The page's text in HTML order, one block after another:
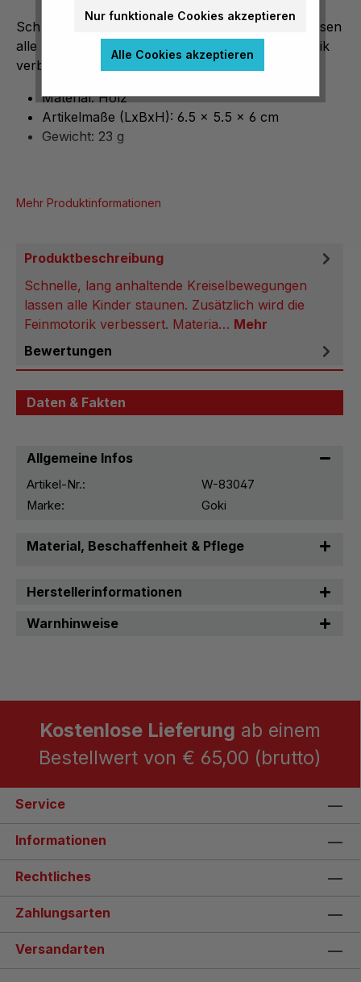
Schnelle, lang anhaltende Kreiselbewegungen lassen
alle Kinder staunen. Zusätzlich wird die Feinmotorik
verbessert.
Material: Holz
Artikelmaße (LxBxH): 6.5 x 5.5 x 6 cm
Gewicht: 23 g
Mehr Produktinformationen
Produktbeschreibung
Schnelle, lang anhaltende Kreiselbewegungen
lassen alle Kinder staunen. Zusätzlich wird die
Feinmotorik verbessert. Materia… Mehr
Bewertungen
Daten & Fakten
Allgemeine Infos
Artikel-Nr.:
W-83047
Marke:
Goki
Material, Beschaffenheit & Pflege
Herstellerinformationen
Warnhinweise
Kostenlose Lieferung ab einem
Bestellwert von € 65,00 (brutto)
Service
Informationen
Rechtliches
Zahlungsarten
Versandarten
Nur funktionale Cookies akzeptieren
Alle Cookies akzeptieren